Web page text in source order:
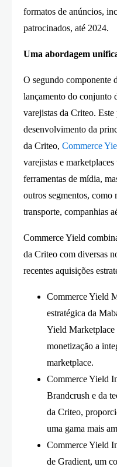
formatos de anúncios,
patrocinados, até 2024.
Uma abordagem
O segundo componente
lançamento do conjunto
varejistas da Criteo.
desenvolvimento da
da Criteo, Commerce
varejistas e
ferramentas de mídia,
outros segmentos, como
transporte, companhias
Commerce Yield
da Criteo com diversas
recentes aquisições
Commerce Yield
estratégica da
Yield Marketplace
monetização a
marketplace.
Commerce Yield
Brandcrush e da
da Criteo,
uma gama mais
Commerce Yield
de Gradient, um